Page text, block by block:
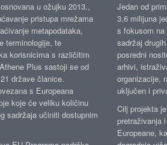
u ožujku 2013.,
pristupa mrežama
metapodataka,
terminologije, te
korisnicima s različitim
Plus sastoji se od
države članice.
s Europeana
koje će veliku količinu
sadržaja učiniti dostupnim
Jedan od
3,6 milijuna
s fokusom
sadržaj
posredni
arhivi,
organizacije,
uključen i
Cilj projekta
pretraživanja
Europeane,